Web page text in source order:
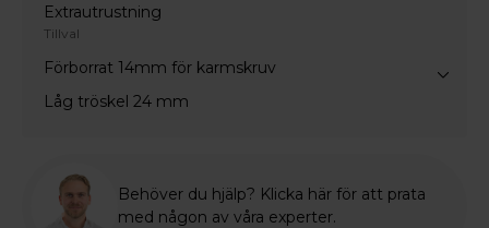
Extrautrustning
Tillval
Förborrat 14mm för karmskruv
Låg tröskel 24 mm
Behöver du hjälp? Klicka här för att prata
med någon av våra experter.